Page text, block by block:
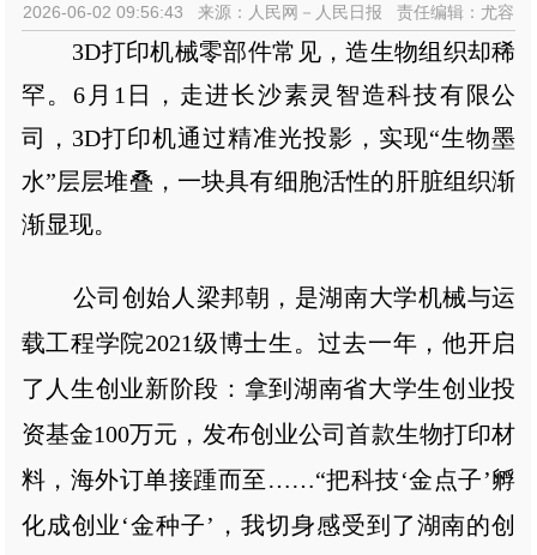
2026-06-02 09:56:43 来源：人民网－人民日报 责任编辑：尤容
3D打印机械零部件常见，造生物组织却稀
罕。6月1日，走进长沙素灵智造科技有限公
司，3D打印机通过精准光投影，实现“生物墨
水”层层堆叠，一块具有细胞活性的肝脏组织渐
渐显现。
公司创始人梁邦朝，是湖南大学机械与运
载工程学院2021级博士生。过去一年，他开启
了人生创业新阶段：拿到湖南省大学生创业投
资基金100万元，发布创业公司首款生物打印材
料，海外订单接踵而至……“把科技‘金点子’孵
化成创业‘金种子’，我切身感受到了湖南的创